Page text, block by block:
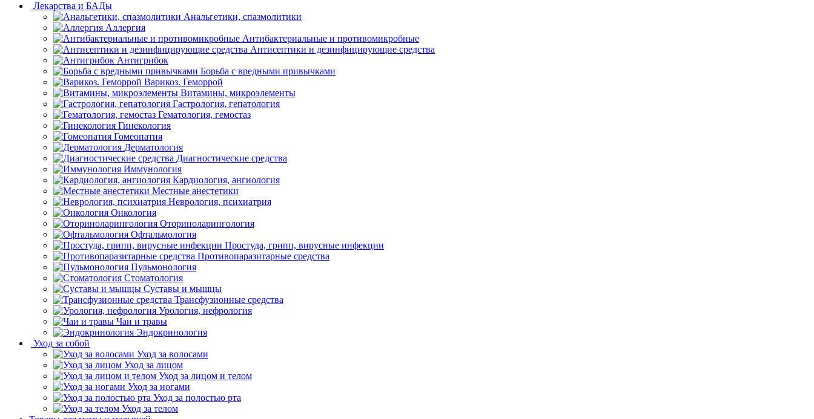
Лекарства и БАДы
Анальгетики, спазмолитики
Аллергия
Антибактериальные и противомикробные
Антисептики и дезинфицирующие средства
Антигрибок
Борьба с вредными привычками
Варикоз. Геморрой
Витамины, микроэлементы
Гастрология, гепатология
Гематология, гемостаз
Гинекология
Гомеопатия
Дерматология
Диагностические средства
Иммунология
Кардиология, ангиология
Местные анестетики
Неврология, психиатрия
Онкология
Оториноларингология
Офтальмология
Простуда, грипп, вирусные инфекции
Противопаразитарные средства
Пульмонология
Стоматология
Суставы и мышцы
Трансфузионные средства
Урология, нефрология
Чаи и травы
Эндокринология
Уход за собой
Уход за волосами
Уход за лицом
Уход за лицом и телом
Уход за ногами
Уход за полостью рта
Уход за телом